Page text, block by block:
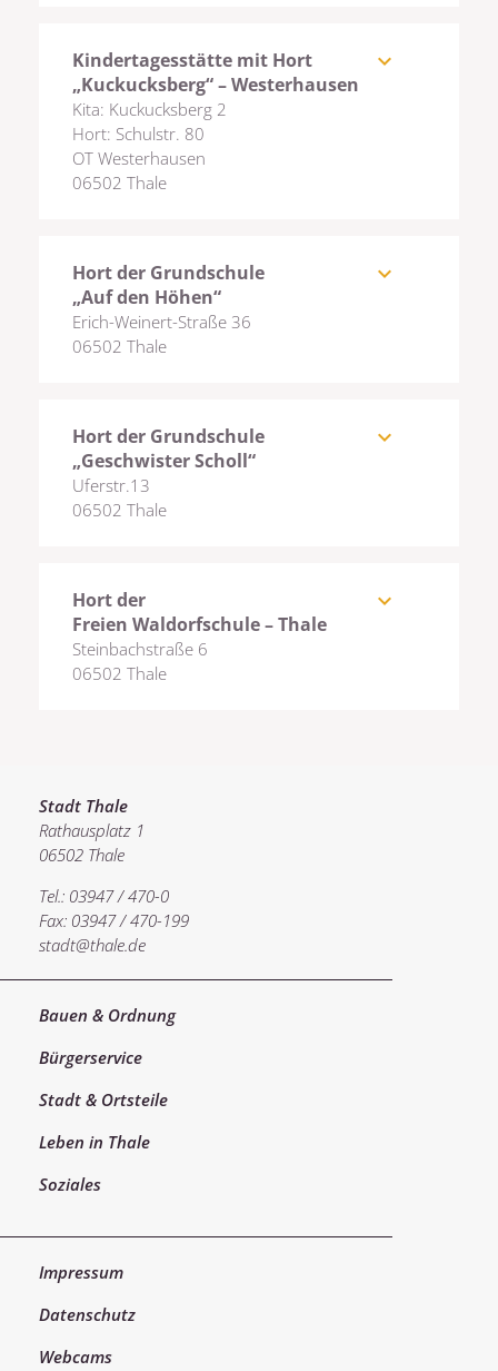
Kindertagesstätte mit Hort
„Kuckucksberg“ – Westerhausen
Kita: Kuckucksberg 2
Hort: Schulstr. 80
OT Westerhausen
06502 Thale
expand_more
Hort der Grundschule
„Auf den Höhen“
Erich-Weinert-Straße 36
06502 Thale
expand_more
Hort der Grundschule
„Geschwister Scholl“
Uferstr.13
06502 Thale
expand_more
Hort der
Freien Waldorfschule – Thale
Steinbachstraße 6
06502 Thale
expand_more
Stadt Thale
Rathausplatz 1
06502 Thale
Tel.: 03947 / 470-0
Fax: 03947 / 470-199
stadt@thale.de
Bauen & Ordnung
Bürgerservice
Stadt & Ortsteile
Leben in Thale
Soziales
Impressum
Datenschutz
Webcams